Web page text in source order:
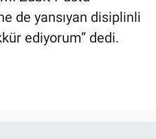
de yansıyan disiplinli
ediyorum” dedi.